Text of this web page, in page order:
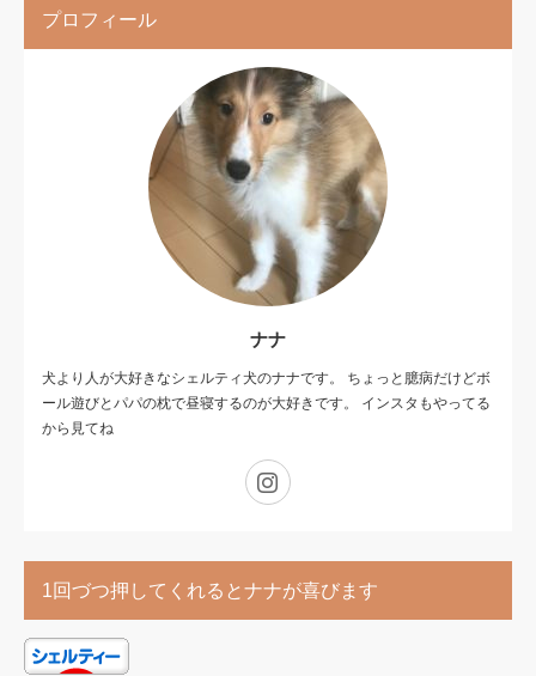
プロフィール
ナナ
犬より人が大好きなシェルティ犬のナナです。 ちょっと臆病だけどボ
ール遊びとパパの枕で昼寝するのが大好きです。 インスタもやってる
から見てね
1回づつ押してくれるとナナが喜びます